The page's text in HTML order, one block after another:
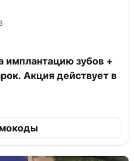
имплантацию зубов +
в